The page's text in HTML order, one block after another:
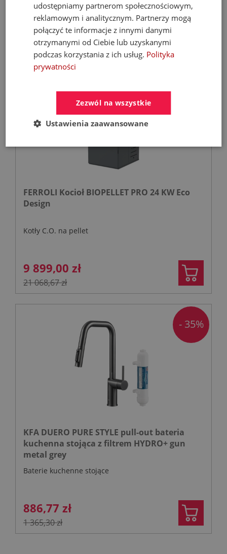
567,40 zł
810,57 zł
FERROLI Kocioł BIOPELLET PRO 24 KW Eco
Design
Kotły C.O. na pellet
9 899,00 zł
21 068,67 zł
KFA DUERO PURE STYLE pull-out bateria
kuchenna stojąca z filtrem HYDRO+ gun
metal grey
Baterie kuchenne stojące
886,77 zł
1 365,30 zł
- 35%
udostępniamy partnerom społecznościowym,
reklamowym i analitycznym. Partnerzy mogą
połączyć te informacje z innymi danymi
otrzymanymi od Ciebie lub uzyskanymi
podczas korzystania z ich usług. Polityka
prywatności
Zezwól na wszystkie
Ustawienia zaawansowane